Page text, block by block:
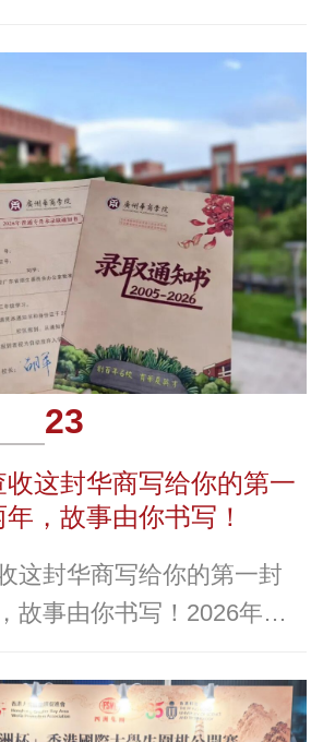
征在即，又一批华商学子即
。三年前，华商科教集团旗
2023届毕业生李东也从这
藏江
23
这封华商写给你的第一
，故事由你书写！
这封华商写给你的第一封
故事由你书写！2026年普
夏风掀动书页蝉鸣撞响喜讯
下广州华商学院2026年普